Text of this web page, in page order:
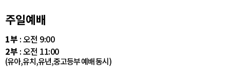
주일예배
1부 : 오전 9:00
2부 : 오전 11:00
(유아,유치,유년,중고등부 예배 동시)